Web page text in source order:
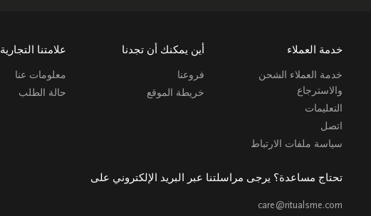
خدمة العملاء
خدمة العملاء الشحن
والاسترجاع
التعليمات
اتصل
سياسة ملفات الارتباط
أين يمكنك أن تجدنا
فروعنا
خريطة الموقع
علامتنا التجارية
معلومات عنا
حالة الطلب
تحتاج مساعدة؟ يرجى مراسلتنا عبر البريد الإلكتروني على
care@ritualsme.com